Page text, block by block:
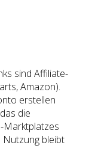
sind Affiliate-
Amazon).
erstellen
die
Marktplatzes
Nutzung bleibt